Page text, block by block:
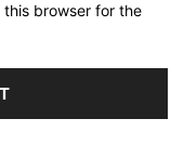
this browser for the